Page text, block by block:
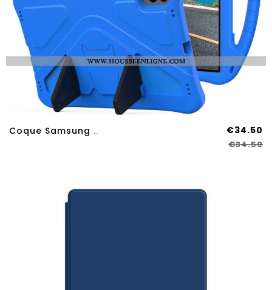
Coque Samsung Galaxy Tab S11 Ultra Support Et Poignée €34.50
€34.50